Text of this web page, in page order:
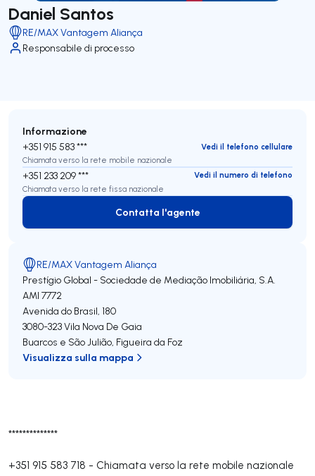
Daniel Santos
RE/MAX Vantagem Aliança
Responsabile di processo
**************
+351 915 583 718 - Chiamata verso la rete mobile nazionale
Informazione
+351 915 583 ***
Vedi il telefono cellulare
Chiamata verso la rete mobile nazionale
+351 233 209 ***
Vedi il numero di telefono
Chiamata verso la rete fissa nazionale
Contatta l'agente
Contatta l'agente
RE/MAX Vantagem Aliança
Prestígio Global - Sociedade de Mediação Imobiliária, S.A.
AMI 7772
Avenida do Brasil, 180
3080-323Vila Nova De Gaia
Buarcos e São Julião, Figueira da Foz
Visualizza sulla mappa